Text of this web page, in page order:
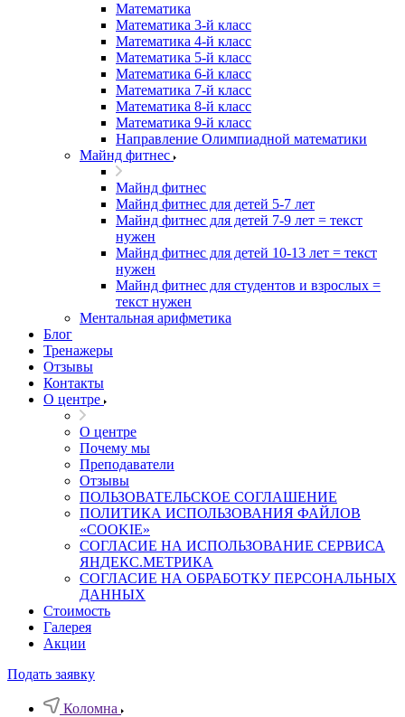
Математика
Математика 3-й класс
Математика 4-й класс
Математика 5-й класс
Математика 6-й класс
Математика 7-й класс
Математика 8-й класс
Математика 9-й класс
Направление Олимпиадной математики
Майнд фитнес
Майнд фитнес
Майнд фитнес для детей 5-7 лет
Майнд фитнес для детей 7-9 лет = текст
нужен
Майнд фитнес для детей 10-13 лет = текст
нужен
Майнд фитнес для студентов и взрослых =
текст нужен
Ментальная арифметика
Блог
Тренажеры
Отзывы
Контакты
О центре
О центре
Почему мы
Преподаватели
Отзывы
ПОЛЬЗОВАТЕЛЬСКОЕ СОГЛАШЕНИЕ
ПОЛИТИКА ИСПОЛЬЗОВАНИЯ ФАЙЛОВ
«COOKIE»
СОГЛАСИЕ НА ИСПОЛЬЗОВАНИЕ СЕРВИСА
ЯНДЕКС.МЕТРИКА
СОГЛАСИЕ НА ОБРАБОТКУ ПЕРСОНАЛЬНЫХ
ДАННЫХ
Стоимость
Галерея
Акции
Подать заявку
Коломна